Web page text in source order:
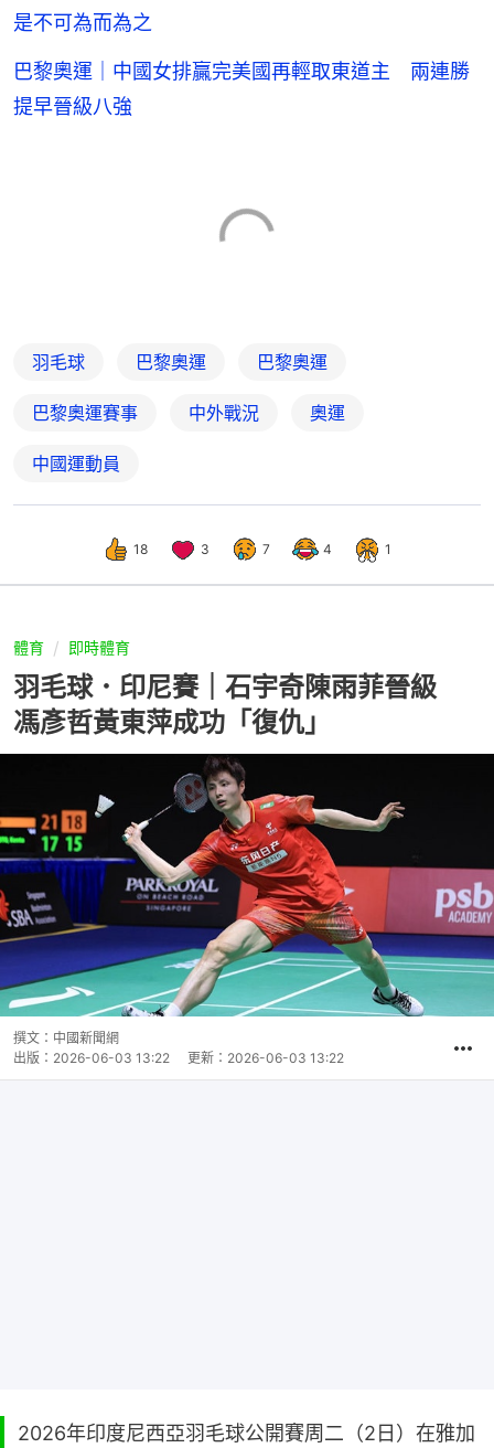
是不可為而為之
巴黎奧運｜中國女排贏完美國再輕取東道主 兩連勝
提早晉級八強
羽毛球 巴黎奧運 巴黎奧運
巴黎奧運賽事 中外戰況 奧運
中國運動員
18 3 7 4 1
體育 即時體育
羽毛球．印尼賽｜石宇奇陳雨菲晉級
馮彥哲黃東萍成功「復仇」
撰文： 中國新聞網
出版： 2026-06-03 13:22 更新： 2026-06-03 13:22
2026年印度尼西亞羽毛球公開賽周二（2日）在雅加